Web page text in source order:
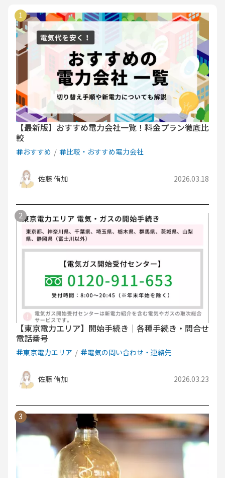
【最新版】おすすめ電力会社一覧！料金プラン徹底比
較
おすすめ 比較・おすすめ電力会社
佐藤 侑加 2026.03.18
【東京電力エリア】開始手続き｜各種手続き・問合せ
電話番号
東京電力エリア 電気の問い合わせ・連絡先
佐藤 侑加 2026.03.23